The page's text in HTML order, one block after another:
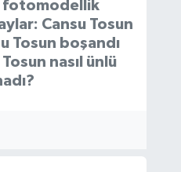
fotomodellik
Cansu Tosun
Tosun boşandı
nasıl ünlü